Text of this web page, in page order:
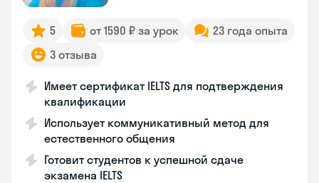
5 от 1590 ₽ за урок
23 года опыта
3 отзыва
Имеет сертификат IELTS для подтверждения
квалификации
Использует коммуникативный метод для
естественного общения
Готовит студентов к успешной сдаче
экзамена IELTS